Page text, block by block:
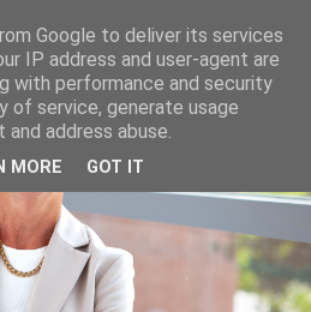
Google to deliver its services
IP address and user-agent are
with performance and security
of service, generate usage
address abuse.
MORE GOT IT